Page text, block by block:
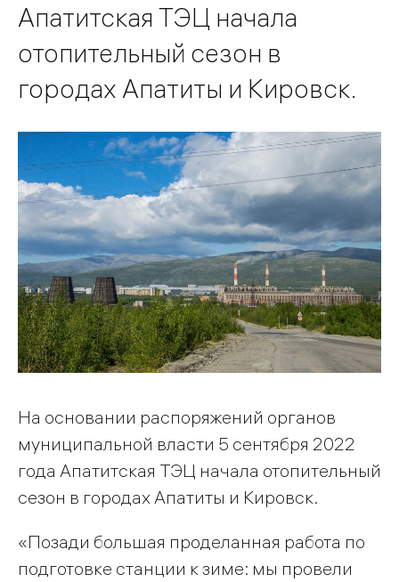
Апатитская ТЭЦ начала
отопительный сезон в
городах Апатиты и Кировск.
На основании распоряжений органов
муниципальной власти 5 сентября 2022
года Апатитская ТЭЦ начала отопительный
сезон в городах Апатиты и Кировск.
«Позади большая проделанная работа по
подготовке станции к зиме: мы провели